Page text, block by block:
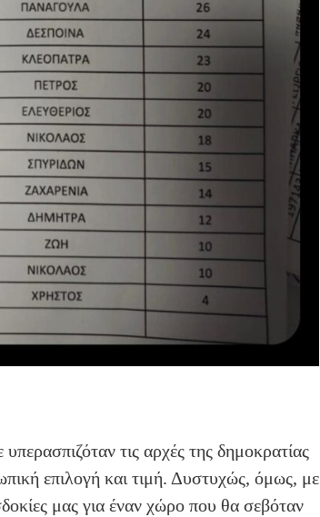
τις αρχές της δημοκρατίας
επιλογή και τιμή. Δυστυχώς, όμως, με
μας για έναν χώρο που θα σεβόταν